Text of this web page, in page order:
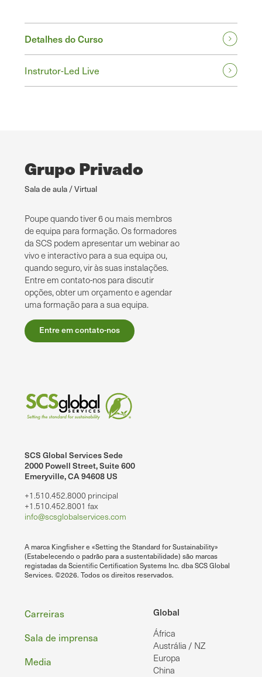
Detalhes do Curso
Instrutor-Led Live
Grupo Privado
Sala de aula / Virtual
Poupe quando tiver 6 ou mais membros
de equipa para formação. Os formadores
da SCS podem apresentar um webinar ao
vivo e interactivo para a sua equipa ou,
quando seguro, vir às suas instalações.
Entre em contato-nos para discutir
opções, obter um orçamento e agendar
uma formação para a sua equipa.
Entre em contato-nos
SCS Global Services Sede
2000 Powell Street, Suite 600
Emeryville, CA 94608 US
+1.510.452.8000 principal
+1.510.452.8001 fax
info@scsglobalservices.com
A marca Kingfisher e «Setting the Standard for Sustainability»
(Estabelecendo o padrão para a sustentabilidade) são marcas
registadas da Scientific Certification Systems Inc. dba SCS Global
Services. ©2026. Todos os direitos reservados.
Global
África
Austrália / NZ
Europa
China
Rodapé
Carreiras
Sala de imprensa
Media